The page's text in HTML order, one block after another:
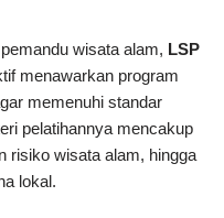
wisata alam, LSP
menawarkan program
memenuhi standar
pelatihannya mencakup
risiko wisata alam, hingga
lokal.